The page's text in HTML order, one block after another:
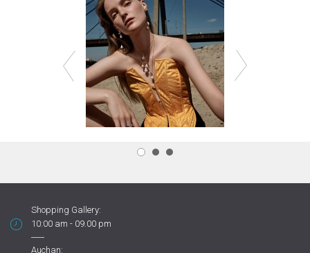
Shopping Gallery:
10:00 am - 09.00 pm
Auchan: